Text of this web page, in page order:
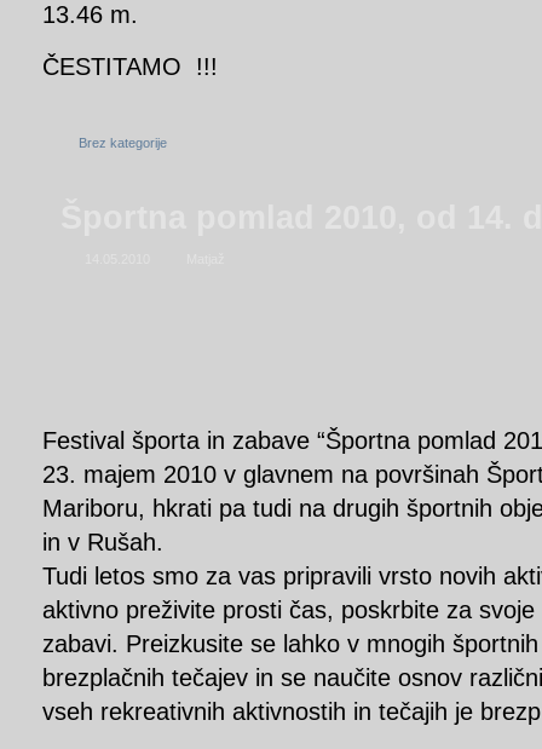
13.46 m.
ČESTITAMO !!!
Brez kategorije
Festival športa in zabave “Športna pomlad
23. majem 2010 v glavnem na površinah
Mariboru, hkrati pa tudi na drugih športnih
in v Rušah.
Tudi letos smo za vas pripravili vrsto novih
aktivno preživite prosti čas, poskrbite za
zabavi. Preizkusite se lahko v mnogih
brezplačnih tečajev in se naučite osnov
vseh rekreativnih aktivnostih in tečajih je